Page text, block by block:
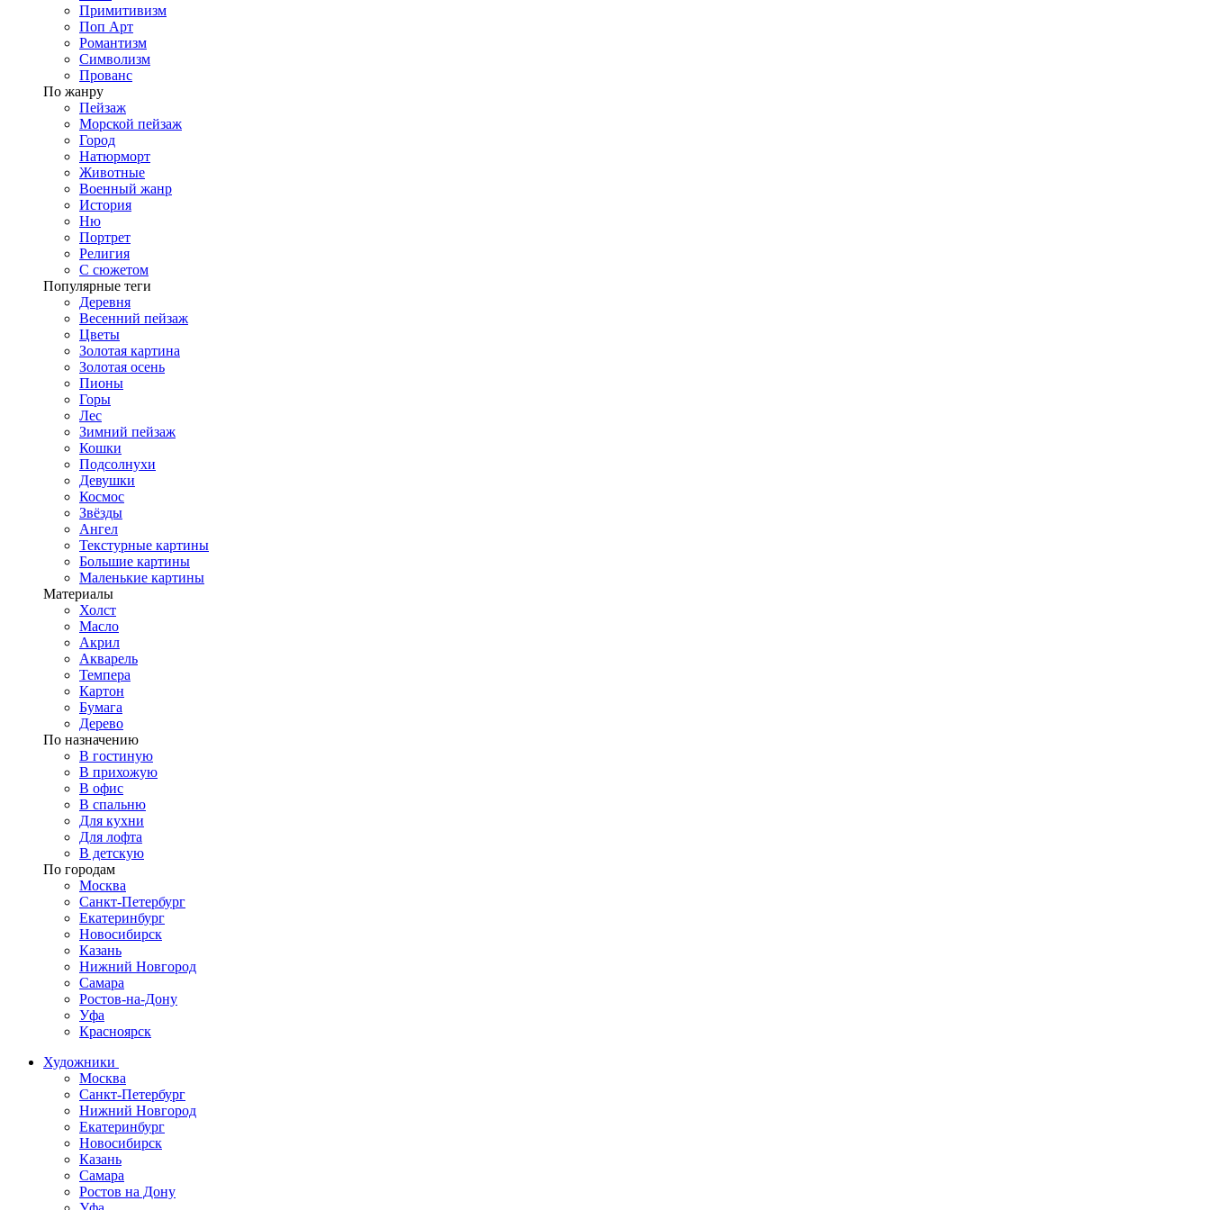
Примитивизм
Поп Арт
Романтизм
Символизм
Прованс
По жанру
Пейзаж
Морской пейзаж
Город
Натюрморт
Животные
Военный жанр
История
Ню
Портрет
Религия
С сюжетом
Популярные теги
Деревня
Весенний пейзаж
Цветы
Золотая картина
Золотая осень
Пионы
Горы
Лес
Зимний пейзаж
Кошки
Подсолнухи
Девушки
Космос
Звёзды
Ангел
Текстурные картины
Большие картины
Маленькие картины
Материалы
Холст
Масло
Акрил
Акварель
Темпера
Картон
Бумага
Дерево
По назначению
В гостиную
В прихожую
В офис
В спальню
Для кухни
Для лофта
В детскую
По городам
Москва
Санкт-Петербург
Екатеринбург
Новосибирск
Казань
Нижний Новгород
Самара
Ростов-на-Дону
Уфа
Красноярск
Художники
Москва
Санкт-Петербург
Нижний Новгород
Екатеринбург
Новосибирск
Казань
Самара
Ростов на Дону